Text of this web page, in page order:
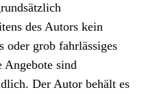
des Autors kein
oder grob fahrlässiges
sind
Der Autor behält es